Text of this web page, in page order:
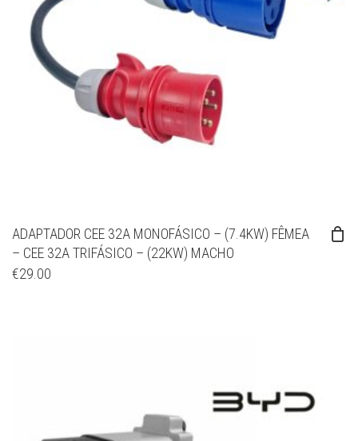
ADAPTADOR CEE 32A MONOFÁSICO – (7.4KW) FÊMEA
– CEE 32A TRIFÁSICO – (22KW) MACHO
€29.00